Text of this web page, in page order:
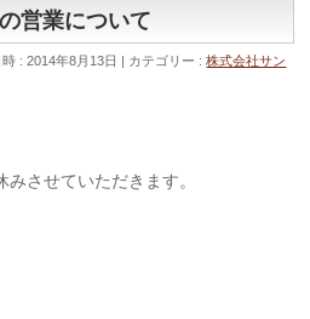
営業について
: 2014年8月13日 カテゴリー :株式会社サン
させていただきます。